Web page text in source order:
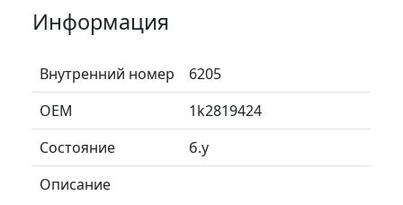
Информация
Внутренний номер
6205
ОЕМ
1k2819424
Состояние
б.у
Описание